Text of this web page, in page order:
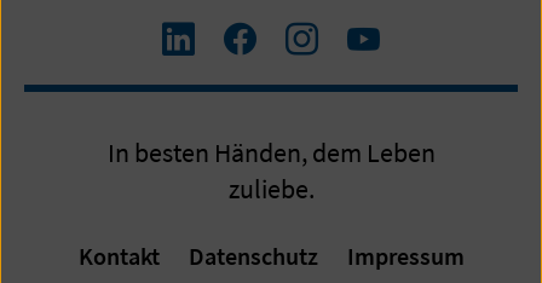
Zum
LinkedIn
Zum
Facebook-
Zum
Instagram-
Zum
Yourube-
In besten Händen, dem Leben
zuliebe.
Kontakt Datenschutz Impressum